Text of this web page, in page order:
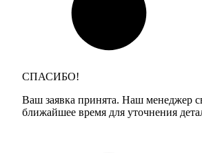
СПАСИБО!
Ваш заявка принята. Наш менеджер
ближайшее время для уточнения